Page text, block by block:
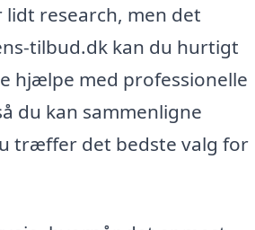
research, men det
tilbud.dk kan du hurtigt
hjælpe med professionelle
du kan sammenligne
træffer det bedste valg for